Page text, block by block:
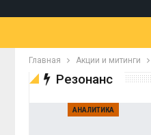
Главная Акции и митинги
Резонанс
АНАЛИТИКА